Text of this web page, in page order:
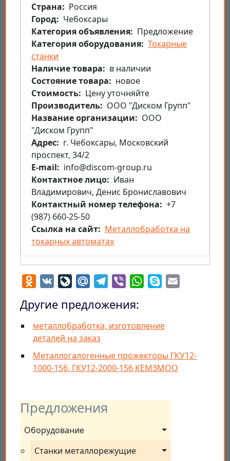
Предложения
Оборудование
Станки металлорежущие
Страна
Россия
Город
Чебоксары
Категория объявления
Предложение
Категория оборудования Токарные
станки
Наличие товара
в наличии
Состояние товара
новое
Стоимость
Цену уточняйте
Производитель
ООО "Диском Групп"
Название организации
ООО
"Диском Групп"
Aдрес
г. Чебоксары, Московский
проспект, 34/2
E-mail
info@discom-group.ru
Контактное лицо
Иван
Владимирович, Денис Брониславович
Контактный номер телефона
+7
(987) 660-25-50
Ссылка на сайт
Металлобработка на
токарных автоматах
Odnoklassniki
VK LiveJournal
Mail.RuTelegram
Viber WhatsApp
Skype
Другие предложения:
металлобработка, изготовление
деталей на заказ
Металлогалогенные прожекторы ГКУ12-
1000-156, ГКУ12-2000-156 КЕМЗМОО